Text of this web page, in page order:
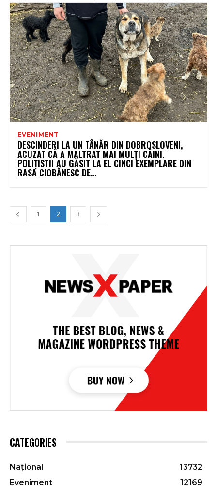
EVENIMENT
DESCINDERI LA UN TÂNĂR DIN DOBROSLOVENI,
ACUZAT CĂ A MALTRAT MAI MULȚI CÂINI.
POLIȚISTII AU GĂSIT LA EL CINCI EXEMPLARE DIN
RASA CIOBĂNESC DE...
1 2 3
CATEGORIES
Național
13732
Eveniment
12169